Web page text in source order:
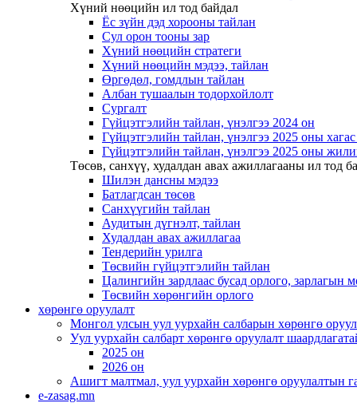
Хүний нөөцийн ил тод байдал
Ёс зүйн дэд хорооны тайлан
Сул орон тооны зар
Хүний нөөцийн стратеги
Хүний нөөцийн мэдээ, тайлан
Өргөдөл, гомдлын тайлан
Албан тушаалын тодорхойлолт
Сургалт
Гүйцэтгэлийн тайлан, үнэлгээ 2024 он
Гүйцэтгэлийн тайлан, үнэлгээ 2025 оны
Гүйцэтгэлийн тайлан, үнэлгээ 2025 оны
Төсөв, санхүү, худалдан авах ажиллагааны ил тод
Шилэн дансны мэдээ
Батлагдсан төсөв
Санхүүгийн тайлан
Аудитын дүгнэлт, тайлан
Худалдан авах ажиллагаа
Тендерийн урилга
Төсвийн гүйцэтгэлийн тайлан
Цалингийн зардлаас бусад орлого, зарлагын
Төсвийн хөрөнгийн орлого
хөрөнгө оруулалт
Монгол улсын уул уурхайн салбарын хөрөнгө
Уул уурхайн салбарт хөрөнгө оруулалт
2025 он
2026 он
Ашигт малтмал, уул уурхайн хөрөнгө оруулалтын
e-zasag.mn